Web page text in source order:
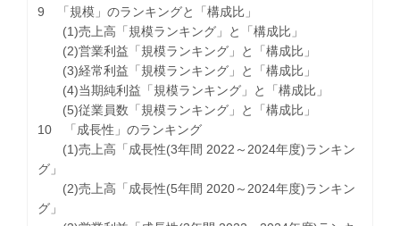
9 「規模」のランキングと「構成比」
(1)売上高「規模ランキング」と「構成比」
(2)営業利益「規模ランキング」と「構成比」
(3)経常利益「規模ランキング」と「構成比」
(4)当期純利益「規模ランキング」と「構成比」
(5)従業員数「規模ランキング」と「構成比」
10 「成長性」のランキング
(1)売上高「成長性(3年間 2022～2024年度)ランキン
グ」
(2)売上高「成長性(5年間 2020～2024年度)ランキン
グ」